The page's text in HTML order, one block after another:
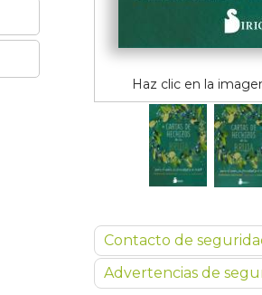
Haz clic en la
Contacto de
Advertencias de